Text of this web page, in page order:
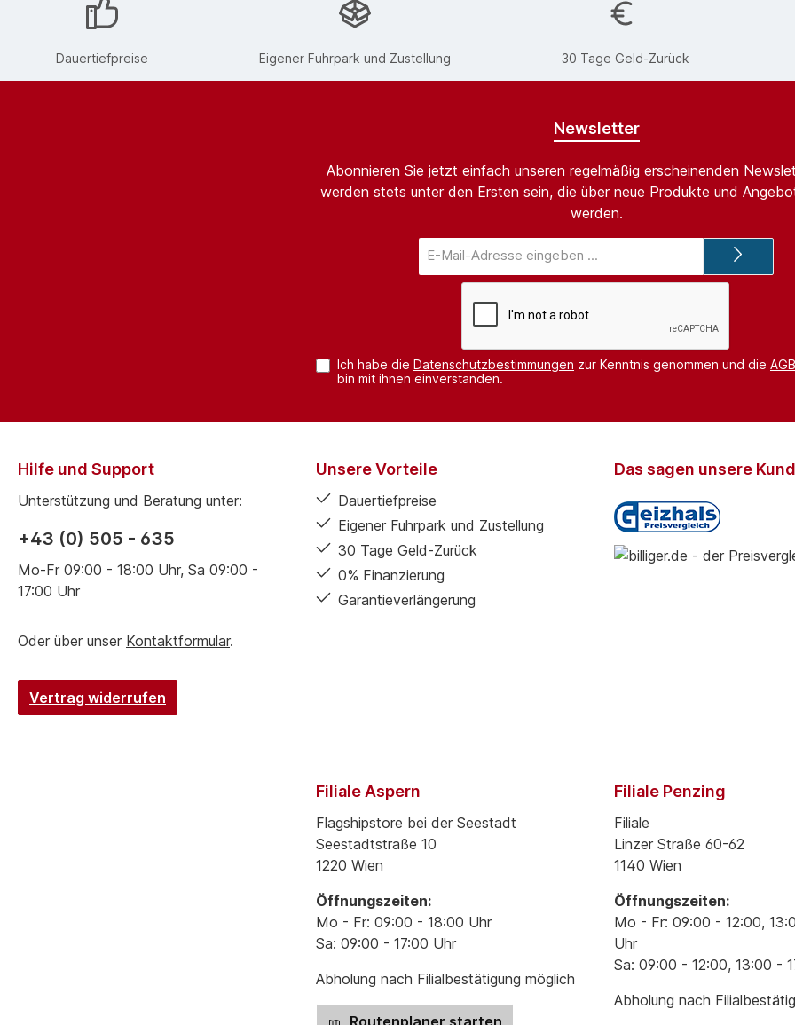
Dauertiefpreise Eigener Fuhrpark und Zustellung 30 Tage Geld-Zurück
Newsletter
Abonnieren Sie jetzt einfach unseren regelmäßig erscheinenden
werden stets unter den Ersten sein, die über neue Produkte und
werden.
Mail-
Adresse*
Ich habe die Datenschutzbestimmungen zur Kenntnis genommen und die AGB
bin mit ihnen einverstanden.
Hilfe und Support
Unterstützung und Beratung unter:
+43 (0) 505 - 635
Mo-Fr 09:00 - 18:00 Uhr, Sa 09:00 -
17:00 Uhr
Oder über unser Kontaktformular.
Vertrag widerrufen
Unsere Vorteile
Dauertiefpreise
Eigener Fuhrpark und Zustellung
30 Tage Geld-Zurück
0% Finanzierung
Garantieverlängerung
Das sagen unsere
Filiale Aspern
Flagshipstore bei der Seestadt
Seestadtstraße 10
1220 Wien
Öffnungszeiten:
Mo - Fr: 09:00 - 18:00 Uhr
Sa: 09:00 - 17:00 Uhr
Abholung nach Filialbestätigung möglich
Routenplaner starten
Filiale Penzing
Filiale
Linzer Straße 60-62
1140 Wien
Öffnungszeiten:
Mo - Fr: 09:00 - 12:00,
Uhr
Sa: 09:00 - 12:00, 13:00 -
Abholung nach